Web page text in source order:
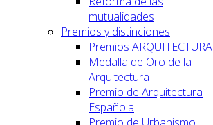
mutualidades
Premios y distinciones
Premios ARQUITECTURA
Medalla de Oro de la
Arquitectura
Premio de Arquitectura
Española